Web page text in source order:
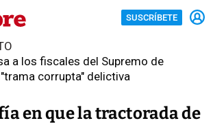
SUSCRÍBETE
a los fiscales del Supremo de
corrupta" delictiva
en que la tractorada de